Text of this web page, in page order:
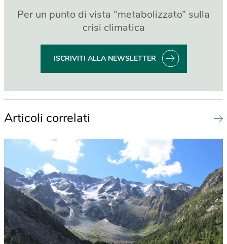
Per un punto di vista “metabolizzato” sulla
crisi climatica
ISCRIVITI ALLA NEWSLETTER
Articoli correlati